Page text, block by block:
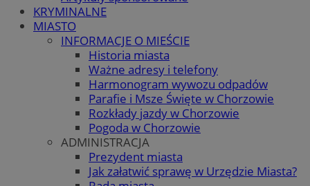
KRYMINALNE
MIASTO
INFORMACJE O MIEŚCIE
Historia miasta
Ważne adresy i telefony
Harmonogram wywozu odpadów
Parafie i Msze Święte w Chorzowie
Rozkłady jazdy w Chorzowie
Pogoda w Chorzowie
ADMINISTRACJA
Prezydent miasta
Jak załatwić sprawę w Urzędzie Miasta?